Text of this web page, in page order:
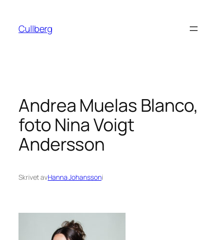
innehåll
Cullberg
Andrea Muelas Blanco,
foto Nina Voigt
Andersson
Skrivet avHanna Johanssoni